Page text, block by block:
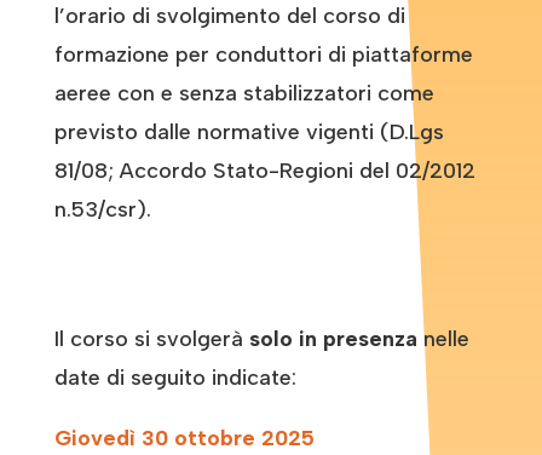
l’orario di svolgimento del corso di
formazione per conduttori di piattaforme
aeree con e senza stabilizzatori come
previsto dalle normative vigenti (D.Lgs
81/08; Accordo Stato-Regioni del 02/2012
n.53/csr).
Il corso si svolgerà solo in presenza nelle
date di seguito indicate:
Giovedì 30 ottobre 2025